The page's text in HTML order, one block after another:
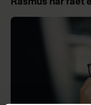
Rasmus har fået